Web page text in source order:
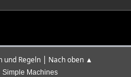
und Regeln | Nach oben ▲
Simple Machines